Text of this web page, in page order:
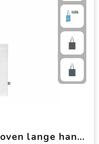
R-PET Draagtas non-woven lange handvatten 38 x 42cm 75g/m²